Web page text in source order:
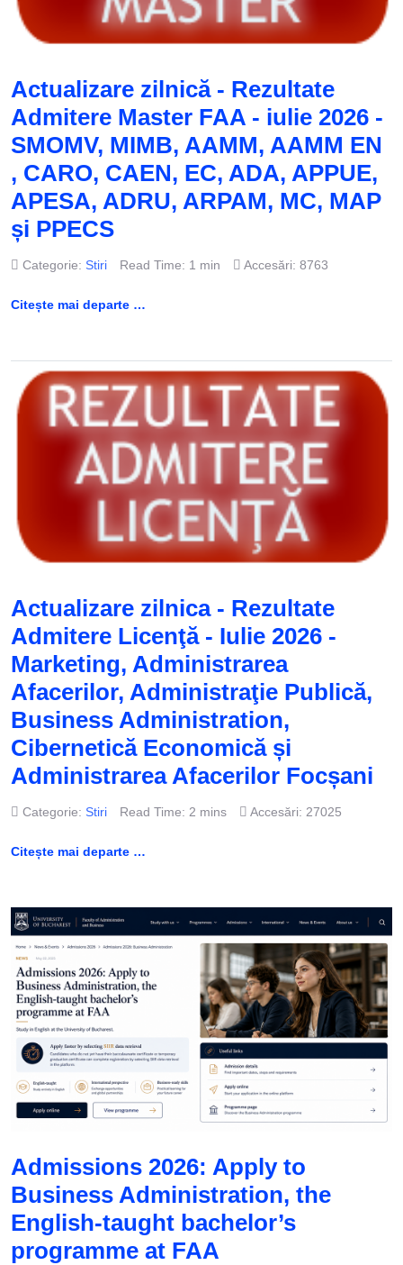
Actualizare zilnică - Rezultate
Admitere Master FAA - iulie 2026 -
SMOMV, MIMB, AAMM, AAMM EN
, CARO, CAEN, EC, ADA, APPUE,
APESA, ADRU, ARPAM, MC, MAP
și PPECS
Categorie: Stiri Read Time: 1 min Accesări: 8763
Citește mai departe …
Actualizare zilnica - Rezultate
Admitere Licenţă - Iulie 2026 -
Marketing, Administrarea
Afacerilor, Administraţie Publică,
Business Administration,
Cibernetică Economică și
Administrarea Afacerilor Focșani
Categorie: Stiri Read Time: 2 mins Accesări: 27025
Citește mai departe …
Admissions 2026: Apply to
Business Administration, the
English‑taught bachelor’s
programme at FAA